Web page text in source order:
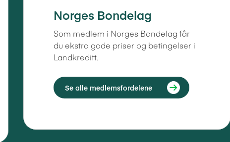
Norges Bondelag
Som medlem i Norges Bondelag får
du ekstra gode priser og betingelser i
Landkreditt.
Se alle medlemsfordelene